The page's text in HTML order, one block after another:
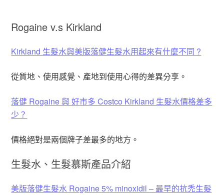
Rogaine v.s Kirkland
Kirkland 生髮水與美版落健生髮水用起來有什麼不同 ?
從質地、使用感覺、產地到使用心得的差異分享。
落健 Rogaine 與 好市多 Costco Kirkland 生髮水價格差多
少？
價格絕對是兩個牌子差最多的地方。
生髮水、生髮慕斯產品介紹
美版落健生髮水 Rogaine 5% minoxidil – 最早的抗禿生髮